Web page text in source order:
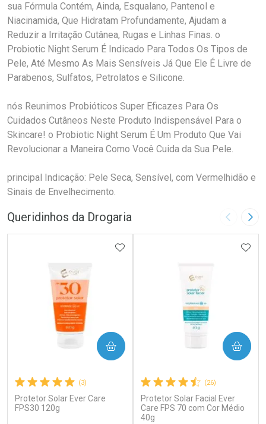
sua Fórmula Contém, Ainda, Esqualano, Pantenol e
Niacinamida, Que Hidratam Profundamente, Ajudam a
Reduzir a Irritação Cutânea, Rugas e Linhas Finas. o
Probiotic Night Serum É Indicado Para Todos Os Tipos de
Pele, Até Mesmo As Mais Sensíveis Já Que Ele É Livre de
Parabenos, Sulfatos, Petrolatos e Silicone.
nós Reunimos Probióticos Super Eficazes Para Os
Cuidados Cutâneos Neste Produto Indispensável Para o
Skincare! o Probiotic Night Serum É Um Produto Que Vai
Revolucionar a Maneira Como Você Cuida da Sua Pele.
principal Indicação: Pele Seca, Sensível, com Vermelhidão e
Sinais de Envelhecimento.
Queridinhos da Drogaria Imagem
(3)
Protetor Solar Ever Care
FPS30 120g
ADICIONAR AOS FAVORITOS
COMPRAR
(26)
Protetor Solar Facial Ever
Care FPS 70 com Cor Médio
40g
COMPRAR